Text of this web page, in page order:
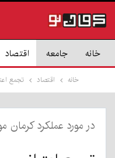
خانه جامعه اقتصاد
خانه اقتصاد تجمع
در مورد عملکرد کرمان